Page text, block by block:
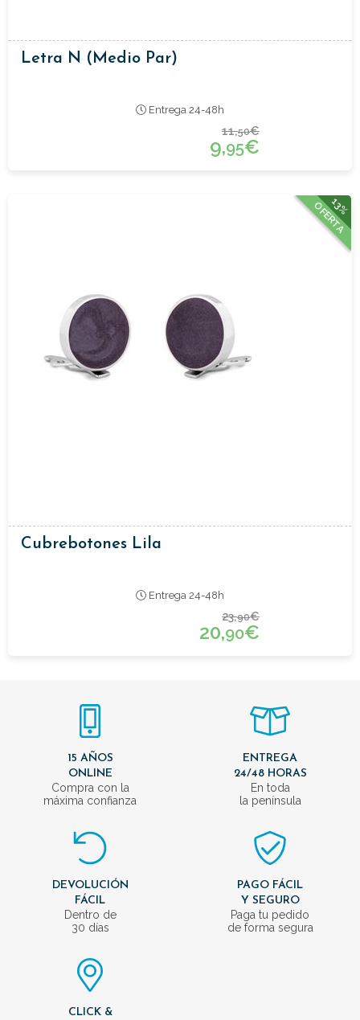
Letra N (medio Par)
Entrega 24-48h
11,50€
9,95€
13%
OFERTA
Cubrebotones Lila
Entrega 24-48h
23,90€
20,90€
15 AÑOS
ONLINE
Compra con la
máxima confianza
ENTREGA
24/48 HORAS
En toda
la península
DEVOLUCIÓN
FÁCIL
Dentro de
30 días
PAGO FÁCIL
Y SEGURO
Paga tu pedido
de forma segura
CLICK &